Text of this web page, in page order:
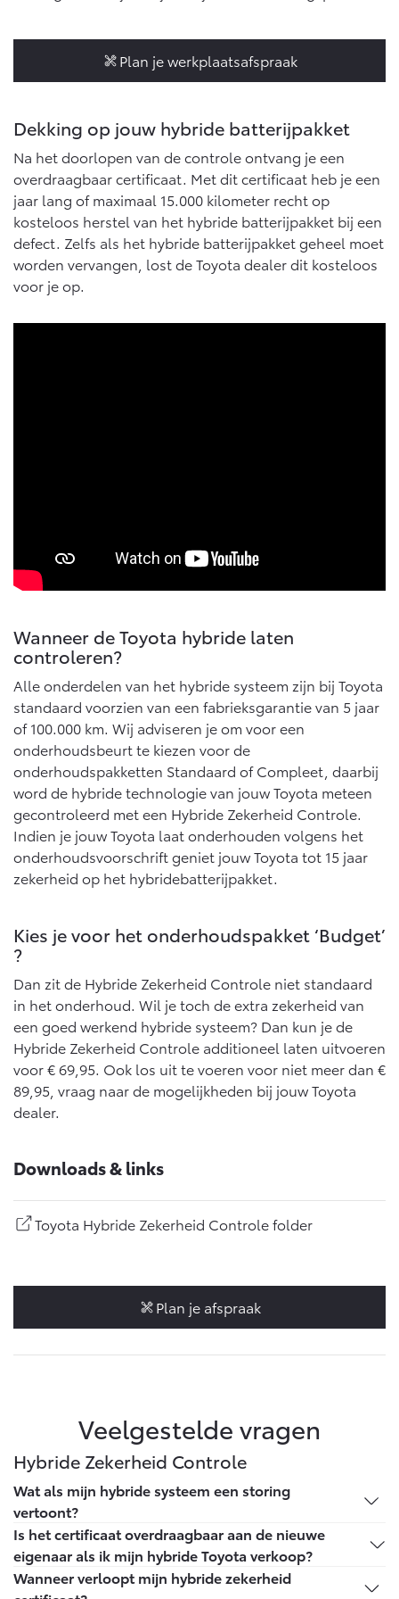
Corolla Cross
Vanaf € 39.995,-
Toyota C-HR
OOK ALS PLUG-IN
HYBRIDE
Vanaf € 36.495,-
Toyota C-HR+
BATTERIJ-ELEKTRISCH
RAV4
PLUG-IN HYBRIDE
Vanaf € 39.995,- Vanaf € 48.995,-
Mirai
Vanaf € 76.695,-
ELEKTRISCH
Vanaf € 27.945,-
Proace (excl. BTW)
OOK ALS BATTERIJ-
Vanaf € 37.500,-
Proace Verso
BATTERIJ-ELEKTRISCH
Vanaf € 55.950,-
Proace Max (excl. BTW)
OOK ALS BATTERIJ-
ELEKTRISCH
Hilux (excl. BTW)
OOK ALS BATTERIJ-
ELEKTRISCH
10 jaar batterijgarantie
Onderdelen
Accessoires
Banden
Connected
Connected Services
MyToyota login
Energie en slim laden
Toyota Autoverzekering
Toyota Hybride Autoverzekering
Bedrijfswagens
Financieren of leasen
Verzekeren
Plan je werkplaatsafspraak
Dekking op jouw hybride batterijpakket
Na het doorlopen van de controle ontvang je een
overdraagbaar certificaat. Met dit certificaat heb je een
jaar lang of maximaal 15.000 kilometer recht op
kosteloos herstel van het hybride batterijpakket bij een
defect. Zelfs als het hybride batterijpakket geheel moet
worden vervangen, lost de Toyota dealer dit kosteloos
voor je op.
Wanneer de Toyota hybride laten
controleren?
Alle onderdelen van het hybride systeem zijn bij Toyota
standaard voorzien van een fabrieksgarantie van 5 jaar
of 100.000 km. Wij adviseren je om voor een
onderhoudsbeurt te kiezen voor de
onderhoudspakketten Standaard of Compleet, daarbij
word de hybride technologie van jouw Toyota meteen
gecontroleerd met een Hybride Zekerheid Controle.
Indien je jouw Toyota laat onderhouden volgens het
onderhoudsvoorschrift geniet jouw Toyota tot 15 jaar
zekerheid op het hybridebatterijpakket.
Kies je voor het onderhoudspakket ‘Budget’
?
Dan zit de Hybride Zekerheid Controle niet standaard
in het onderhoud. Wil je toch de extra zekerheid van
een goed werkend hybride systeem? Dan kun je de
Hybride Zekerheid Controle additioneel laten uitvoeren
voor € 69,95. Ook los uit te voeren voor niet meer dan €
89,95, vraag naar de mogelijkheden bij jouw Toyota
dealer.
Downloads & links
Toyota Hybride Zekerheid Controle folder
Plan je afspraak
Veelgestelde vragen
Hybride Zekerheid Controle
Wat als mijn hybride systeem een storing
vertoont?
Binnen de looptijd van 5 jaar of 100.000 km kun je
terecht bij jouw Toyota dealer en deze brengt niets in
rekening voor het vervangen van het totale hybride
Is het certificaat overdraagbaar aan de nieuwe
eigenaar als ik mijn hybride Toyota verkoop?
Ja, het certificaat staat op naam van de auto en niet op
Wanneer verloopt mijn hybride zekerheid